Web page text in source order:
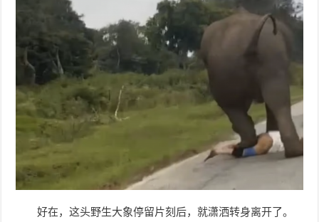
好在，这头野生大象停留片刻后，就潇洒转身离开了。